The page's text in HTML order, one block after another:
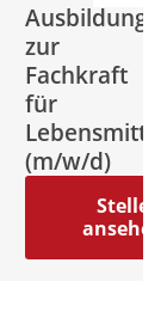
Ausbildung
zur
Fachkraft
für
(m/w/d)
Stelle
ansehen